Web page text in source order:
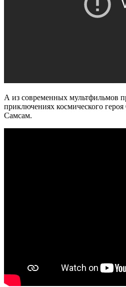
А из современных мультфильмов
приключениях космического
Самсам.